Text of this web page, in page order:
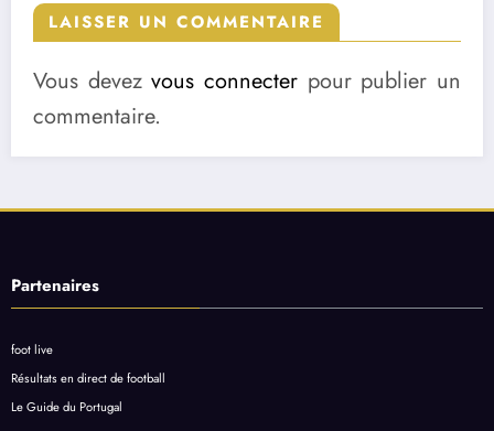
LAISSER UN COMMENTAIRE
Vous devezvous connecter pour publier un
commentaire.
Partenaires
foot live
Résultats en direct de football
Le Guide du Portugal